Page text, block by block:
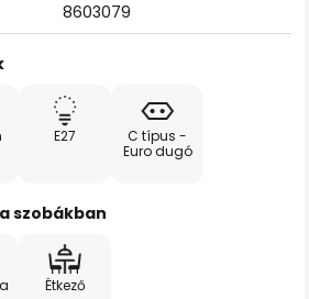
8603079
E27
C típus -
Euro dugó
szobákban
Étkező